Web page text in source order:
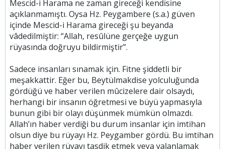
Mescid-i Harama ne zaman gireceği kendisine
açıklanmamıştı. Oysa Hz. Peygambere (s.a.) güven
içinde Mescid-i Harama gireceği şu beyanda
vâdedilmiştir: “Allah, resûlüne gerçeğe uygun
rüyasında doğruyu bildirmiştir”.
Sadece insanları sınamak için. Fitne şiddetli bir
meşakkattir. Eğer bu, Beytülmakdise yolculuğunda
gördüğü ve haber verilen mûcizelere dair olsaydı,
herhangi bir insanın öğretmesi ve büyü yapmasıyla
bunun gibi bir olayı düşünmek mümkün olmazdı.
Allah’ın haber verdiği bu durum insanlar için imtihan
olsun diye bu rüyayı Hz. Peygamber gördü. Bu imtihan
haber verilen rüyayı tasdik etmek veya yalanlamak